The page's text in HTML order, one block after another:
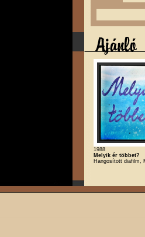
1988
Melyik ér többet?
Hangosított diafilm,